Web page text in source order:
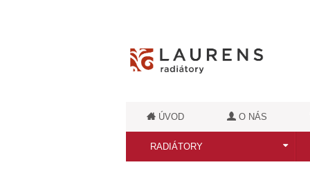
ÚVOD O NÁS
RADIÁTORY